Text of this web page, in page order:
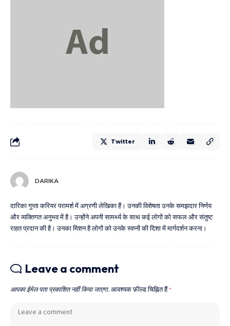
Twitter
DARIKA
दारिका गुप्ता करियर परामर्श में अग्रणी लेखिका हैं। उनकी विशेषता उनके समझदार निर्णय
और व्यक्तिगत अनुभव में है। उन्होंने अपनी सामर्थ्य के साथ कई लोगों को सफल और संतुष्ट
राहत प्रदान की है। उनका मिशन है लोगों को उनके स्वप्नों की दिशा में मार्गदर्शन करना।
Leave a comment
आपका ईमेल पता प्रकाशित नहीं किया जाएगा. आवश्यक फ़ील्ड चिह्नित हैं *